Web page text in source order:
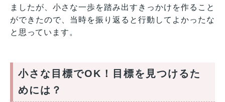
ましたが、小さな一歩を踏み出すきっかけを作ること
ができたので、当時を振り返ると行動してよかったな
と思っています。
小さな目標でOK！目標を見つけるた
めには？